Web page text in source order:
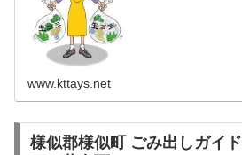
www.kttays.net
様似郡様似町 ごみ出しガイ